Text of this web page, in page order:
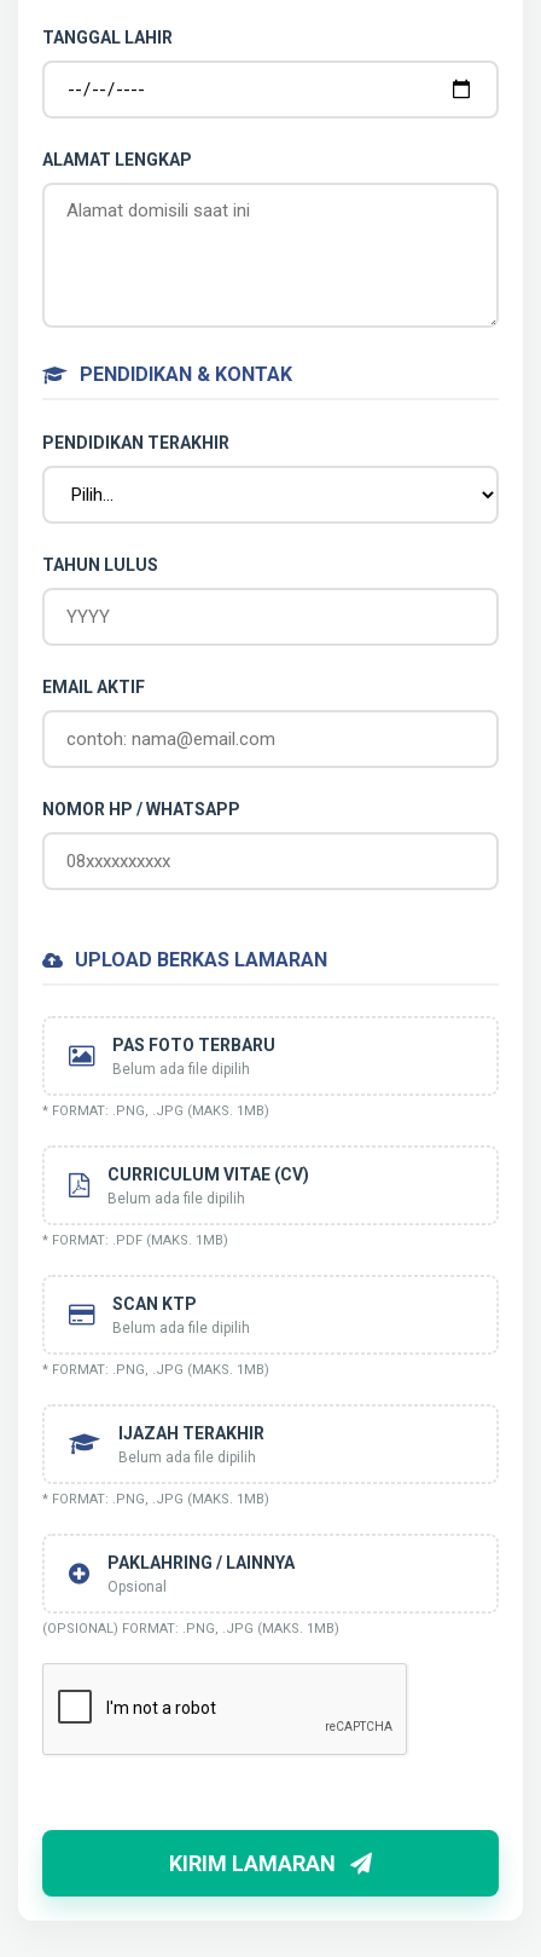
TANGGAL LAHIR
ALAMAT LENGKAP
PENDIDIKAN & KONTAK
PENDIDIKAN TERAKHIR
TAHUN LULUS
EMAIL AKTIF
NOMOR HP / WHATSAPP
UPLOAD BERKAS LAMARAN
PAS FOTO TERBARU
Belum ada file dipilih
* FORMAT: .PNG, .JPG (MAKS. 1MB)
CURRICULUM VITAE (CV)
Belum ada file dipilih
* FORMAT: .PDF (MAKS. 1MB)
SCAN KTP
Belum ada file dipilih
* FORMAT: .PNG, .JPG (MAKS. 1MB)
IJAZAH TERAKHIR
Belum ada file dipilih
* FORMAT: .PNG, .JPG (MAKS. 1MB)
PAKLAHRING / LAINNYA
Opsional
(OPSIONAL) FORMAT: .PNG, .JPG (MAKS. 1MB)
KIRIM LAMARAN